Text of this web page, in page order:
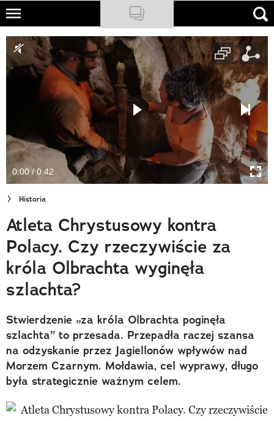
Skip
main
content
NATIONAL GEOGRAPHIC
TRAVELER
PODCASTY
Newsletter
Cuda Polski
Wielki Konkurs Fotograficzny
Trendbook Podróżniczy
Polecane
0:00 / 0:42
Historia
Atleta Chrystusowy kontra
Polacy. Czy rzeczywiście za
króla Olbrachta wyginęła
szlachta?
Stwierdzenie „za króla Olbrachta poginęła
szlachta” to przesada. Przepadła raczej szansa
na odzyskanie przez Jagiellonów wpływów nad
Morzem Czarnym. Mołdawia, cel wyprawy, długo
była strategicznie ważnym celem.